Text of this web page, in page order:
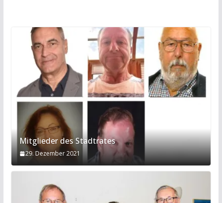
Mitglieder des Stadtrates
29. Dezember 2021